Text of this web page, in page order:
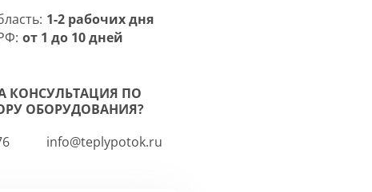
1-2 рабочих дня
от 1 до 10 дней
КОНСУЛЬТАЦИЯ ПО
ОБОРУДОВАНИЯ?
info@teplypotok.ru